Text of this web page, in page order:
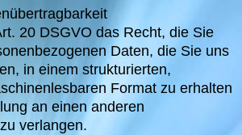
20 DSGVO das Recht, die Sie
Daten, die Sie uns
in einem strukturierten,
Format zu erhalten
an einen anderen
verlangen.